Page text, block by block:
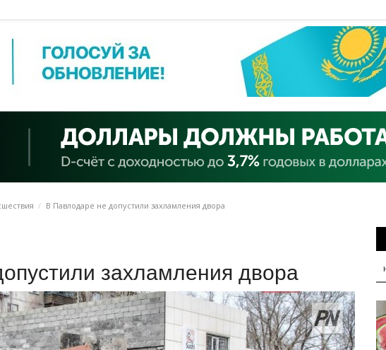
В Павлодаре не допустили захламления двора
захламления двора